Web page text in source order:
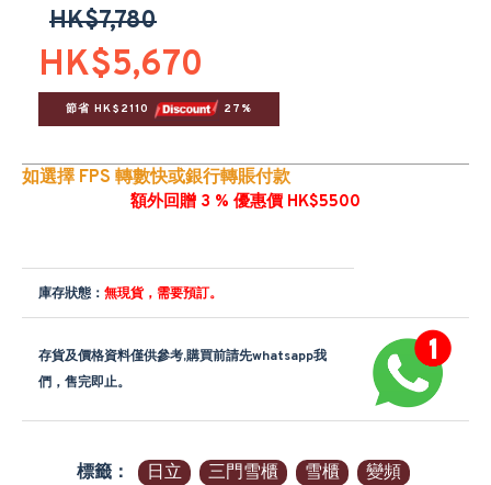
HK$5,670
HK$7,780
節省 HK$2110 27%
如選擇 FPS 轉數快或銀行轉賬付款
額外回贈 3 % 優惠價 HK$5500
庫存狀態： 無現貨，需要預訂。
存貨及價格資料僅供參考,購買前請先whatsapp我
們，售完即止。
標籤： 日立 三門雪櫃 雪櫃 變頻